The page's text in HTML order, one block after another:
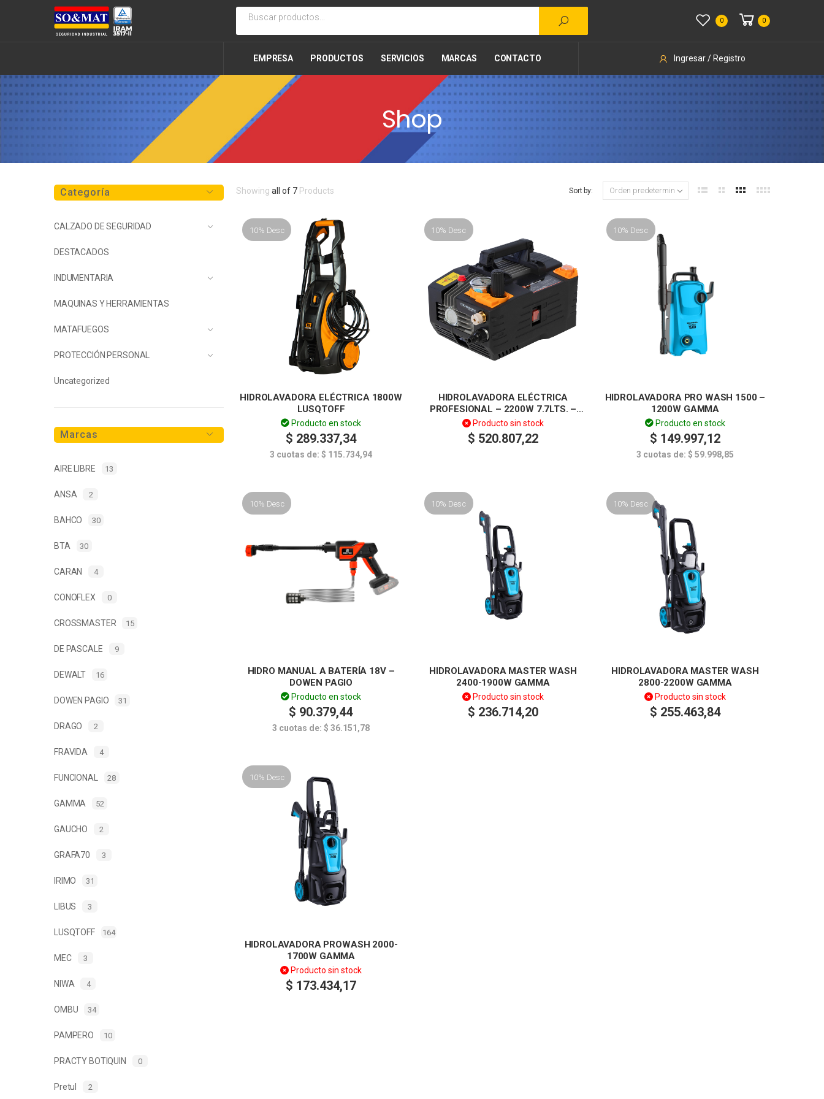
0 0
EMPRESA PRODUCTOS SERVICIOS MARCAS CONTACTO Ingresar / Registro
Shop
Categoría
CALZADO DE SEGURIDAD
DESTACADOS
INDUMENTARIA
MAQUINAS Y HERRAMIENTAS
MATAFUEGOS
PROTECCIÓN PERSONAL
Uncategorized
Marcas
AIRE LIBRE 13
ANSA 2
BAHCO 30
BTA 30
CARAN 4
CONOFLEX 0
CROSSMASTER 15
DE PASCALE 9
DEWALT 16
DOWEN PAGIO 31
DRAGO 2
FRAVIDA 4
FUNCIONAL 28
GAMMA 52
GAUCHO 2
GRAFA70 3
IRIMO 31
LIBUS 3
LUSQTOFF 164
MEC 3
NIWA 4
OMBU 34
PAMPERO 10
PRACTY BOTIQUIN 0
Pretul 2
Showing all of 7 Products Sort by:
10% Desc
HIDROLAVADORA ELÉCTRICA 1800W
LUSQTOFF
Producto en stock
$ 289.337,34
3 cuotas de: $ 115.734,94
10% Desc
HIDROLAVADORA ELÉCTRICA
PROFESIONAL – 2200W 7.7LTS. –
LUSQTOFF
Producto sin stock
$ 520.807,22
10% Desc
HIDROLAVADORA PRO WASH 1500 –
1200W GAMMA
Producto en stock
$ 149.997,12
3 cuotas de: $ 59.998,85
10% Desc
HIDRO MANUAL A BATERÍA 18V –
DOWEN PAGIO
Producto en stock
$ 90.379,44
3 cuotas de: $ 36.151,78
10% Desc
HIDROLAVADORA MASTER WASH
2400-1900W GAMMA
Producto sin stock
$ 236.714,20
10% Desc
HIDROLAVADORA MASTER WASH
2800-2200W GAMMA
Producto sin stock
$ 255.463,84
10% Desc
HIDROLAVADORA PROWASH 2000-
1700W GAMMA
Producto sin stock
$ 173.434,17